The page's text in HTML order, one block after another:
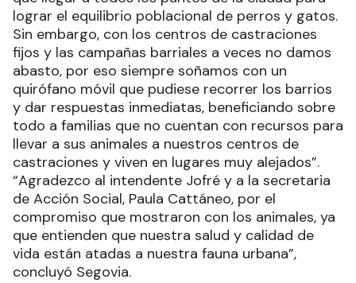
lograr el equilibrio poblacional de perros y gatos.
Sin embargo, con los centros de castraciones
fijos y las campañas barriales a veces no damos
abasto, por eso siempre soñamos con un
quirófano móvil que pudiese recorrer los barrios
y dar respuestas inmediatas, beneficiando sobre
todo a familias que no cuentan con recursos para
llevar a sus animales a nuestros centros de
castraciones y viven en lugares muy alejados”.
“Agradezco al intendente Jofré y a la secretaria
de Acción Social, Paula Cattáneo, por el
compromiso que mostraron con los animales, ya
que entienden que nuestra salud y calidad de
vida están atadas a nuestra fauna urbana”,
concluyó Segovia.